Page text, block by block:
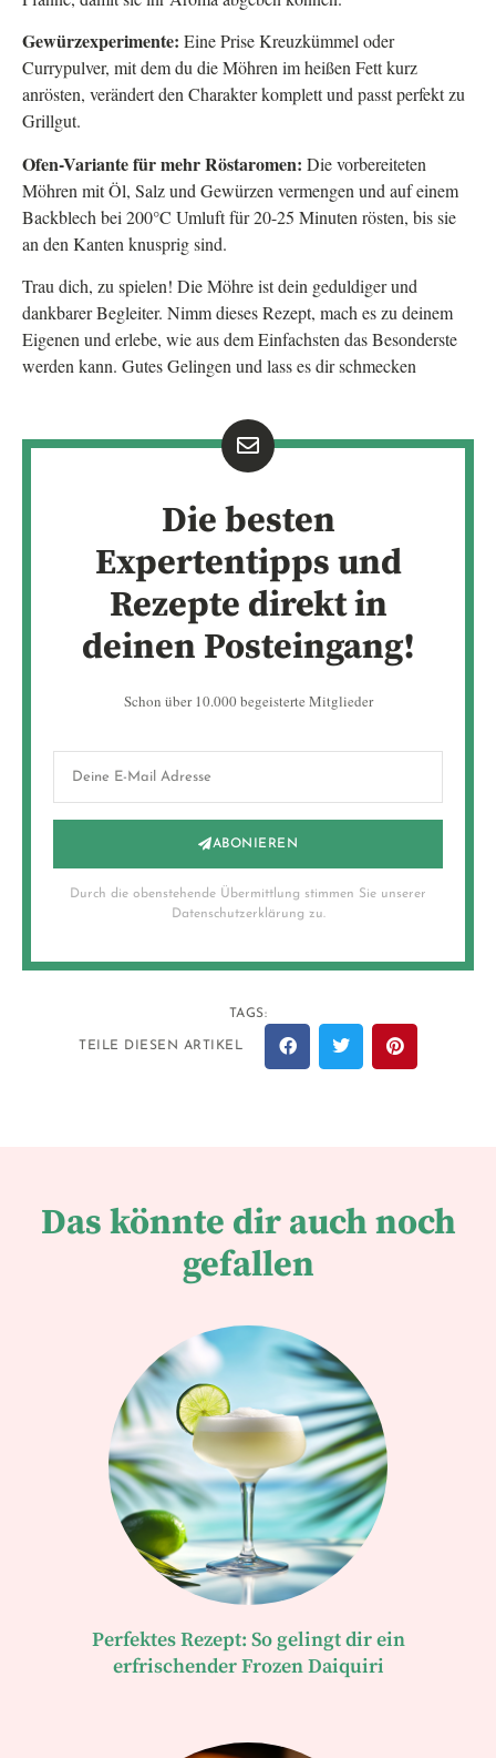
Gewürzexperimente: Eine Prise Kreuzkümmel oder
Currypulver, mit dem du die Möhren im heißen Fett kurz
anrösten, verändert den Charakter komplett und passt perfekt zu
Grillgut.
Ofen-Variante für mehr Röstaromen: Die vorbereiteten
Möhren mit Öl, Salz und Gewürzen vermengen und auf einem
Backblech bei 200°C Umluft für 20-25 Minuten rösten, bis sie
an den Kanten knusprig sind.
Trau dich, zu spielen! Die Möhre ist dein geduldiger und
dankbarer Begleiter. Nimm dieses Rezept, mach es zu deinem
Eigenen und erlebe, wie aus dem Einfachsten das Besonderste
werden kann. Gutes Gelingen und lass es dir schmecken
Die besten
Expertentipps und
Rezepte direkt in
deinen Posteingang!
Schon über 10.000 begeisterte Mitglieder
ABONIEREN
Durch die obenstehende Übermittlung stimmen Sie unserer
Datenschutzerklärung zu.
TAGS:
TEILE DIESEN ARTIKEL
Das könnte dir auch noch
gefallen
Perfektes Rezept: So gelingt dir ein
erfrischender Frozen Daiquiri